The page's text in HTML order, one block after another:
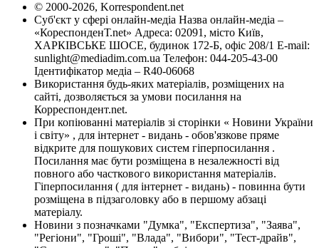
© 2000-2026, Korrespondent.net
Суб'єкт у сфері онлайн-медіа Назва онлайн-медіа –
«КореспонденТ.net» Адреса: 02091, місто Київ,
ХАРКІВСЬКЕ ШОСЕ, будинок 172-Б, офіс 208/1 E-mail:
sunlight@mediadim.com.ua Телефон: 044-205-43-00
Ідентифікатор медіа – R40-06068
Використання будь-яких матеріалів, розміщених на
сайті, дозволяється за умови посилання на
Корреспондент.net.
При копіюванні матеріалів зі сторінки « Новини України
і світу» , для інтернет - видань - обов'язкове пряме
відкрите для пошукових систем гіперпосилання .
Посилання має бути розміщена в незалежності від
повного або часткового використання матеріалів.
Гіперпосилання ( для інтернет - видань) - повинна бути
розміщена в підзаголовку або в першому абзаці
матеріалу.
Новини з позначками "Думка", "Експертиза", "Заява",
"Регіони", "Гроші", "Влада", "Вибори", "Тест-драйв",